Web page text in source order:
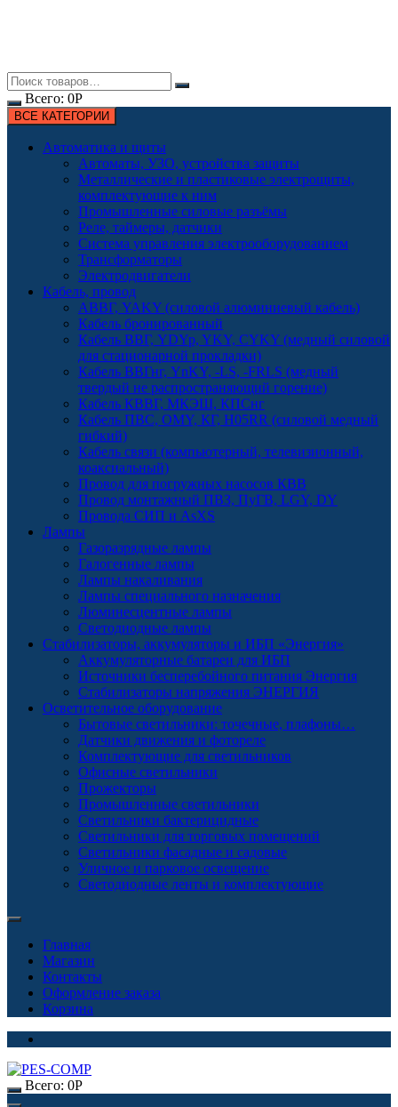
Всего: 0Р
ВСЕ КАТЕГОРИИ
Автоматика и щиты
Автоматы, УЗО, устройства защиты
Металлические и пластиковые электрощиты,
комплектующие к ним
Промышленные силовые разъёмы
Реле, таймеры, датчики
Система управления электрооборудованием
Трансформаторы
Электродвигатели
Кабель, провод
АВВГ, YAKY (силовой алюминиевый кабель)
Кабель бронированный
Кабель ВВГ, YDYp, YKY, CYKY (медный силовой
для стационарной прокладки)
Кабель ВВГнг, YnKY, -LS, -FRLS (медный
твердый не распространяющий горение)
Кабель КВВГ, МКЭШ, КПСнг
Кабель ПВС, OMY, КГ, H05RR (силовой медный
гибкий)
Кабель связи (компьютерный, телевизионный,
коаксиальный)
Провод для погружных насосов КВВ
Провод монтажный ПВЗ, ПуГВ, LGY, DY
Провода СИП и AsXS
Лампы
Газоразрядные лампы
Галогенные лампы
Лампы накаливания
Лампы специального назначения
Люминесцентные лампы
Светодиодные лампы
Стабилизаторы, аккумуляторы и ИБП «Энергия»
Аккумуляторные батареи для ИБП
Источники бесперебойного питания Энергия
Стабилизаторы напряжения ЭНЕРГИЯ
Осветительное оборудование
Бытовые светильники: точечные, плафоны…
Датчики движения и фотореле
Комплектующие для светильников
Офисные светильники
Прожекторы
Промышленные светильники
Светильники бактерицидные
Светильники для торговых помещений
Светильники фасадные и садовые
Уличное и парковое освещение
Светодиодные ленты и комплектующие
Главная
Магазин
Контакты
Оформление заказа
Корзина
Всего: 0Р